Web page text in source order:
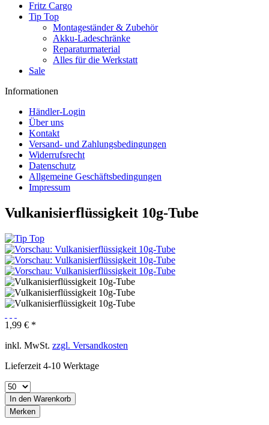
Fritz Cargo
Tip Top
Montageständer & Zubehör
Akku-Ladeschränke
Reparaturmaterial
Alles für die Werkstatt
Sale
Informationen
Händler-Login
Über uns
Kontakt
Versand- und Zahlungsbedingungen
Widerrufsrecht
Datenschutz
Allgemeine Geschäftsbedingungen
Impressum
Vulkanisierflüssigkeit 10g-Tube
1,99 € *
inkl. MwSt. zzgl. Versandkosten
Lieferzeit 4-10 Werktage
In den Warenkorb
Merken